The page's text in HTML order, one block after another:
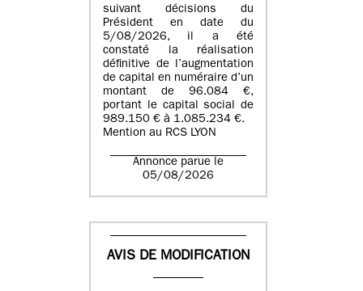
suivant décisions du
Président en date du
5/08/2026, il a été
constaté la réalisation
définitive de l’augmentation
de capital en numéraire d’un
montant de 96.084 €,
portant le capital social de
989.150 € à 1.085.234 €.
Mention au RCS LYON
Annonce parue le
05/08/2026
AVIS DE MODIFICATION